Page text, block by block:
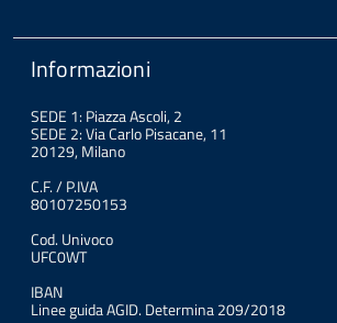
Informazioni
SEDE 1: Piazza Ascoli, 2
SEDE 2: Via Carlo Pisacane, 11
20129, Milano
C.F. / P.IVA
80107250153
Cod. Univoco
UFC0WT
IBAN
Linee guida AGID. Determina 209/2018